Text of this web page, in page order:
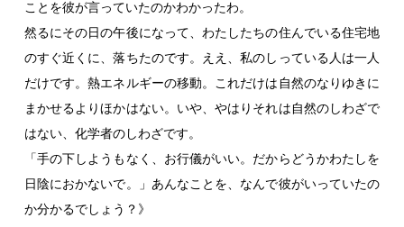
ことを彼が言っていたのかわかったわ。
然るにその日の午後になって、わたしたちの住んでいる住宅地
のすぐ近くに、落ちたのです。ええ、私のしっている人は一人
だけです。熱エネルギーの移動。これだけは自然のなりゆきに
まかせるよりほかはない。いや、やはりそれは自然のしわざで
はない、化学者のしわざです。
「手の下しようもなく、お行儀がいい。だからどうかわたしを
日陰におかないで。」あんなことを、なんで彼がいっていたの
か分かるでしょう？》